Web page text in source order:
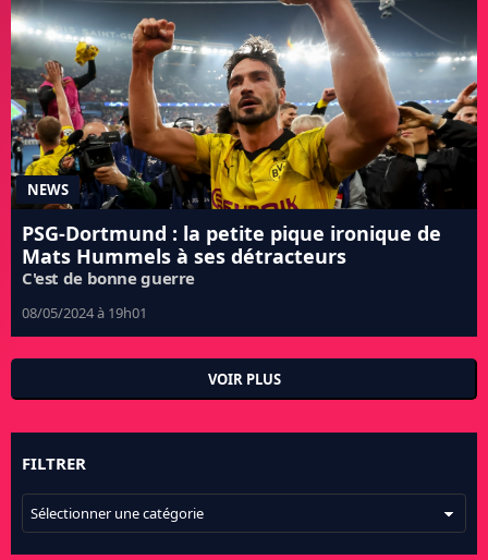
NEWS
PSG-Dortmund : la petite pique ironique de
Mats Hummels à ses détracteurs
C'est de bonne guerre
08/05/2024 à 19h01
VOIR PLUS
FILTRER